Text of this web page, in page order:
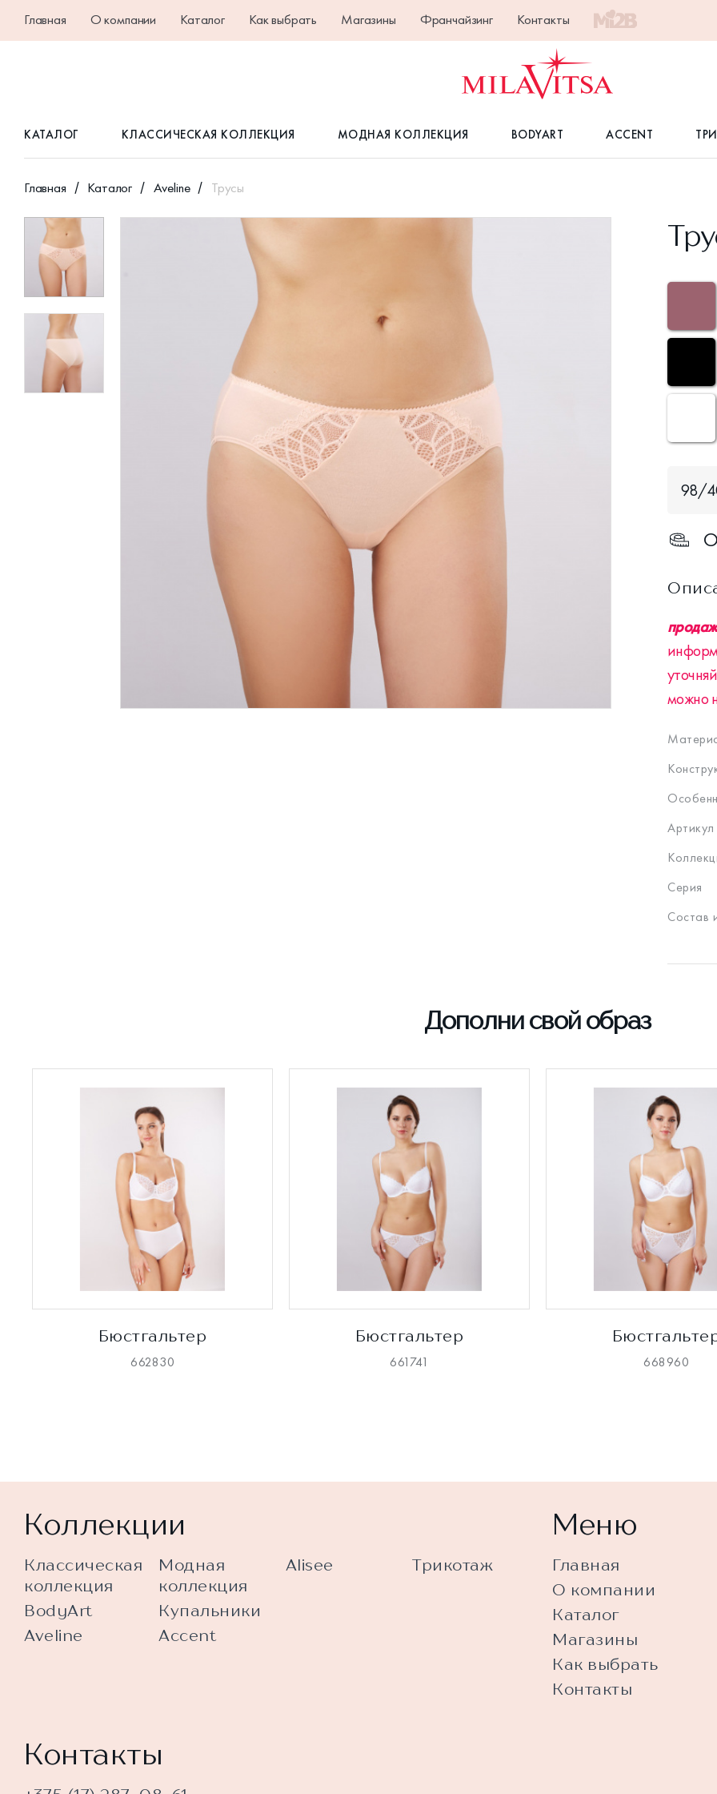
Главная О компании Каталог Как выбрать Магазины Франчайзинг Контакты
КАТАЛОГ КЛАССИЧЕСКАЯ КОЛЛЕКЦИЯ МОДНАЯ КОЛЛЕКЦИЯ BODYART ACCENT
Главная Каталог Aveline Трусы
98/
можно
Артикул
Серия
Состав
Дополни свой образ
Бюстгальтер
662830
Бюстгальтер
661741 668960
Коллекции
Классическая
коллекция
BodyArt
Aveline
Модная
коллекция
Купальники
Accent
Alisee Трикотаж
Меню
Главная
О компании
Каталог
Магазины
Как выбрать
Контакты
Контакты